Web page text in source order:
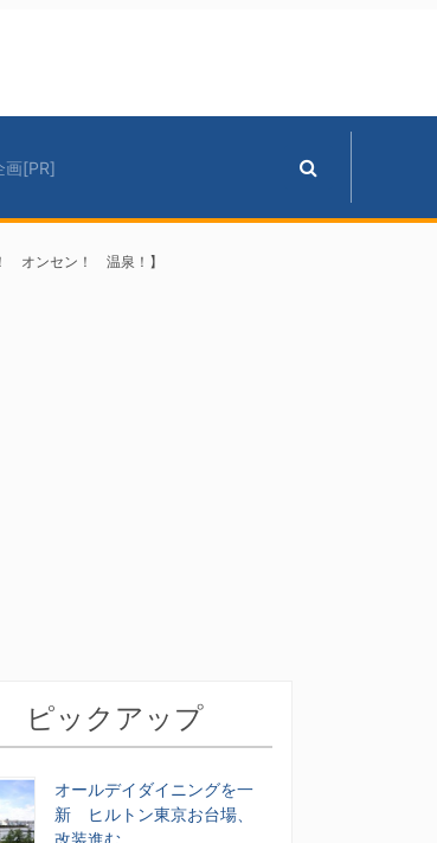
画[PR]
オンセン！ 温泉！】
ピックアップ
オールデイダイニングを一
新 ヒルトン東京お台場、
改装進む